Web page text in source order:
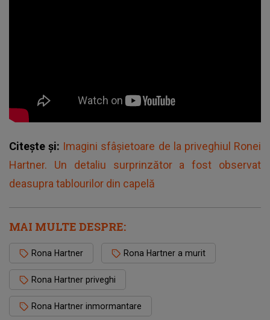
Citește și: Imagini sfâșietoare de la priveghiul Ronei
Hartner. Un detaliu surprinzător a fost observat
deasupra tablourilor din capelă
MAI MULTE DESPRE:
Rona Hartner Rona Hartner a murit
Rona Hartner priveghi
Rona Hartner inmormantare